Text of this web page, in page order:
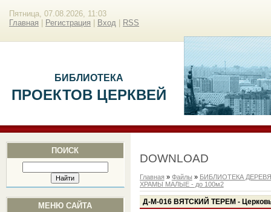
Пятница, 07.08.2026, 11:03
Главная
Регистрация Вход RSS
БИБЛИОТЕКА
ПРОЕКТОВ ЦЕРКВЕЙ
ПОИСК
МЕНЮ САЙТА
DOWNLOAD
Главная » Файлы » БИБЛИОТЕКА
ХРАМЫ МАЛЫЕ - до 100м2
Д-М-016 ВЯТСКИЙ ТЕРЕМ -